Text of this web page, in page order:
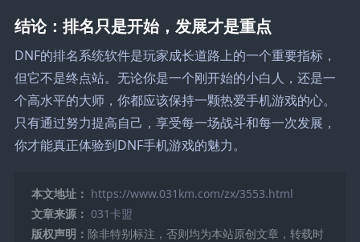
结论：排名只是开始，发展才是重点
DNF的排名系统软件是玩家成长道路上的一个重要指标，
但它不是终点站。无论你是一个刚开始的小白人，还是一
个高水平的大师，你都应该保持一颗热爱手机游戏的心。
只有通过努力提高自己，享受每一场战斗和每一次发展，
你才能真正体验到DNF手机游戏的魅力。
本文地址： https://www.031km.com/zx/3553.html
文章来源： 031卡盟
版权声明： 除非特别标注，否则均为本站原创文章，转载时